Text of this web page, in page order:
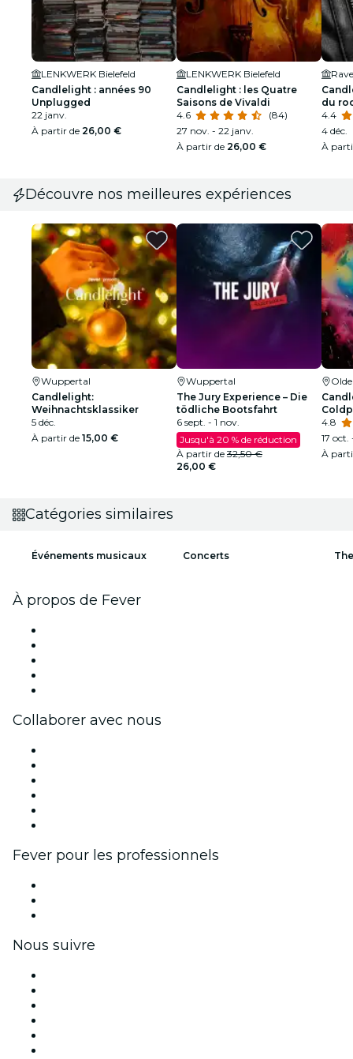
LENKWERK Bielefeld
Candlelight : années 90
Unplugged
22 janv.
À partir de 26,00 €
LENKWERK Bielefeld
Candlelight : les Quatre
Saisons de Vivaldi
4.6
(84)
27 nov. - 22 janv.
À partir de 26,00 €
du
4.4
4 déc.
À
Découvre nos meilleures expériences
Wuppertal
Candlelight:
Weihnachtsklassiker
5 déc.
À partir de 15,00 €
Wuppertal
The Jury Experience – Die
tödliche Bootsfahrt
6 sept. - 1 nov.
Jusqu'à 20 % de réduction
À partir de 32,50 €
26,00 €
4.8
17
À
Catégories similaires
Événements musicaux Concerts
À propos de Fever
Collaborer avec nous
Fever pour les professionnels
Nous suivre